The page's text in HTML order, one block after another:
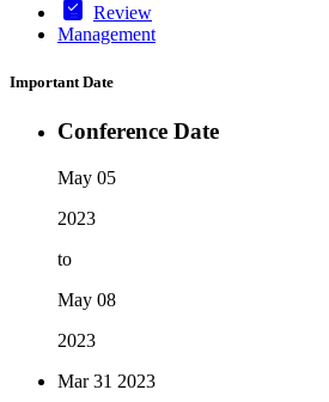
Review
Management
Important Date
Conference Date
May 05
2023
to
May 08
2023
Mar 31 2023